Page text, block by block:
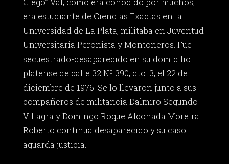
era estudiante de Ciencias Exactas en la
Universidad de La Plata, militaba en Juventud
Universitaria Peronista y Montoneros. Fue
secuestrado-desaparecido en su domicilio
platense de calle 32 Nº 390, dto. 3, el 22 de
diciembre de 1976. Se lo llevaron junto a sus
compañeros de militancia Dalmiro Segundo
Villagra y Domingo Roque Alconada Moreira.
Roberto continua desaparecido y su caso
aguarda justicia.